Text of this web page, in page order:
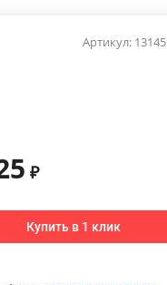
Артикул: 13145
₽
Купить в 1 клик